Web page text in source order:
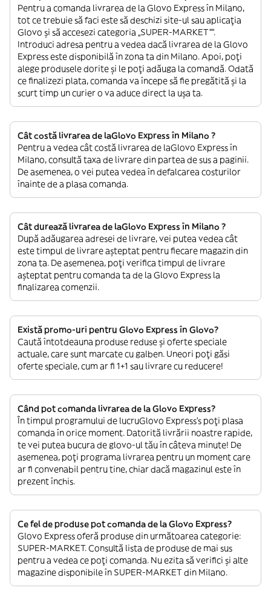
Pentru a comanda livrarea de la Glovo Express în Milano,
tot ce trebuie să faci este să deschizi site-ul sau aplicația
Glovo și să accesezi categoria „SUPER-MARKET””.
Introduci adresa pentru a vedea dacă livrarea de la Glovo
Express este disponibilă în zona ta din Milano. Apoi, poți
alege produsele dorite și le poți adăuga la comandă. Odată
ce finalizezi plata, comanda va începe să fie pregătită și la
scurt timp un curier o va aduce direct la ușa ta.
Cât costă livrarea de laGlovo Express în Milano ?
Pentru a vedea cât costă livrarea de laGlovo Express în
Milano, consultă taxa de livrare din partea de sus a paginii.
De asemenea, o vei putea vedea în defalcarea costurilor
înainte de a plasa comanda.
Cât durează livrarea de laGlovo Express în Milano ?
După adăugarea adresei de livrare, vei putea vedea cât
este timpul de livrare așteptat pentru fiecare magazin din
zona ta. De asemenea, poți verifica timpul de livrare
așteptat pentru comanda ta de la Glovo Express la
finalizarea comenzii.
Există promo-uri pentru Glovo Express în Glovo?
Caută întotdeauna produse reduse și oferte speciale
actuale, care sunt marcate cu galben. Uneori poți găsi
oferte speciale, cum ar fi 1+1 sau livrare cu reducere!
Când pot comanda livrarea de la Glovo Express?
În timpul programului de lucruGlovo Express’s poți plasa
comanda în orice moment. Datorită livrării noastre rapide,
te vei putea bucura de glovo-ul tău în câteva minute! De
asemenea, poți programa livrarea pentru un moment care
ar fi convenabil pentru tine, chiar dacă magazinul este în
prezent închis.
Ce fel de produse pot comanda de la Glovo Express?
Glovo Express oferă produse din următoarea categorie:
SUPER-MARKET. Consultă lista de produse de mai sus
pentru a vedea ce poți comanda. Nu ezita să verifici și alte
magazine disponibile în SUPER-MARKET din Milano.